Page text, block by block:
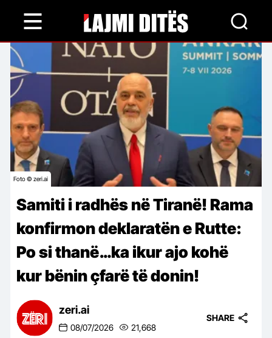
content
Foto © zeri.ai
Samiti i radhës në Tiranë! Rama
konfirmon deklaratën e Rutte:
Po si thanë…ka ikur ajo kohë
kur bënin çfarë të donin!
zeri.ai
08/07/2026 21,668
SHARE